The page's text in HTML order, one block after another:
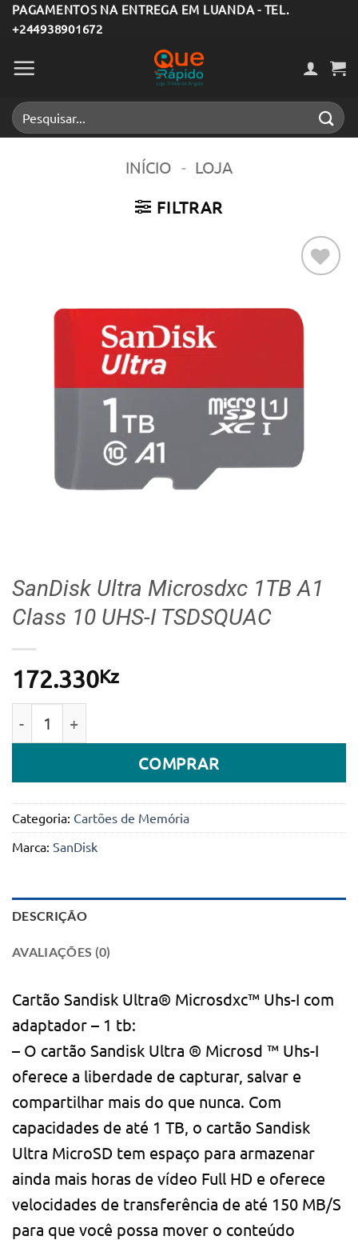
Skip
to
content
PAGAMENTOS NA ENTREGA EM LUANDA - TEL.
+244938901672
Pesquisar
por:
INÍCIO - LOJA
FILTRAR
aos meus
desejos
SanDisk Ultra Microsdxc 1TB A1
Class 10 UHS-I TSDSQUAC
172.330Kz
COMPRAR
Categoria: Cartões de Memória
Marca: SanDisk
DESCRIÇÃO
AVALIAÇÕES (0)
Cartão Sandisk Ultra® Microsdxc™ Uhs-I com
adaptador – 1 tb:
– O cartão Sandisk Ultra ® Microsd ™ Uhs-I
oferece a liberdade de capturar, salvar e
compartilhar mais do que nunca. Com
capacidades de até 1 TB, o cartão Sandisk
Ultra MicroSD tem espaço para armazenar
ainda mais horas de vídeo Full HD e oferece
velocidades de transferência de até 150 MB/S
para que você possa mover o conteúdo